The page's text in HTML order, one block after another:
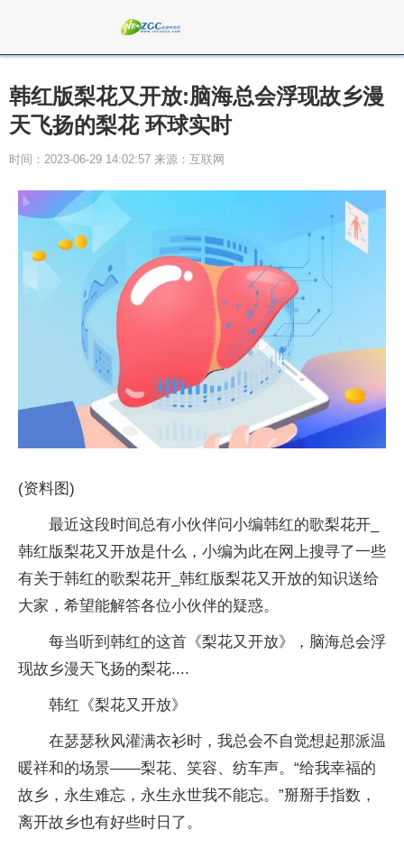
韩红版梨花又开放:脑海总会浮现故乡漫
天飞扬的梨花 环球实时
时间：2023-06-29 14:02:57 来源：互联网
(资料图)
最近这段时间总有小伙伴问小编韩红的歌梨花开_
韩红版梨花又开放是什么，小编为此在网上搜寻了一些
有关于韩红的歌梨花开_韩红版梨花又开放的知识送给
大家，希望能解答各位小伙伴的疑惑。
每当听到韩红的这首《梨花又开放》，脑海总会浮
现故乡漫天飞扬的梨花....
韩红《梨花又开放》
在瑟瑟秋风灌满衣衫时，我总会不自觉想起那派温
暖祥和的场景——梨花、笑容、纺车声。“给我幸福的
故乡，永生难忘，永生永世我不能忘。”掰掰手指数，
离开故乡也有好些时日了。